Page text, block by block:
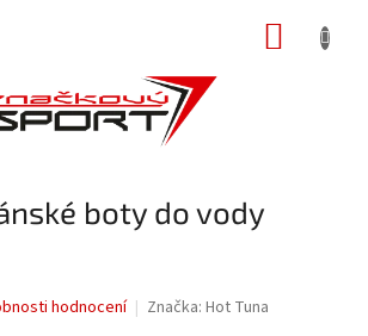
boty do vody
hodnocení Značka: Hot Tuna